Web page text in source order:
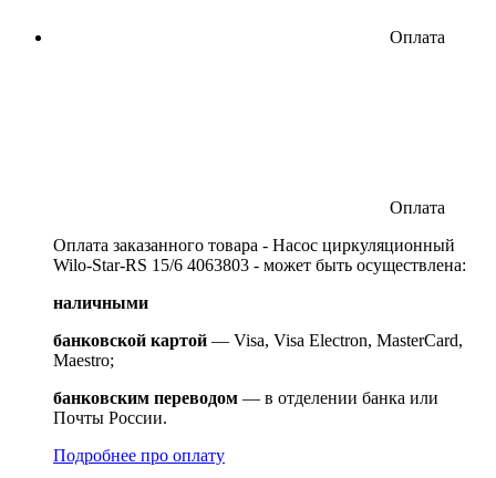
Оплата
Оплата
Оплата заказанного товара - Насос циркуляционный
Wilo-Star-RS 15/6 4063803 - может быть осуществлена:
наличными
банковской картой — Visa, Visa Electron, MasterCard,
Maestro;
банковским переводом — в отделении банка или
Почты России.
Подробнее про оплату